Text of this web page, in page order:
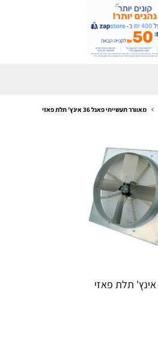
מאוורר תעשייתי פאנל 36 אינץ' תלת פאזי